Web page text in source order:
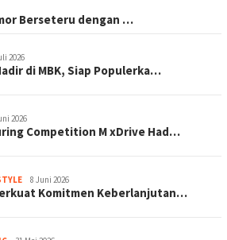
Berseteru dengan …
2026
di MBK, Siap Populerka…
2026
Competition M xDrive Had…
8 Juni 2026
Komitmen Keberlanjutan…